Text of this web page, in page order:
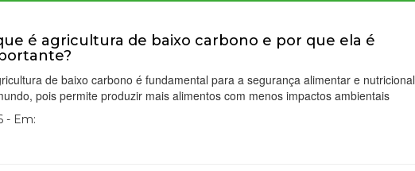
é agricultura de baixo carbono e por que ela é
de baixo carbono é fundamental para a segurança alimentar e nutricional
pois permite produzir mais alimentos com menos impactos ambientais
- Em: